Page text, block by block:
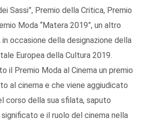
Sassi”, Premio della Critica, Premio
Moda “Matera 2019”, un altro
occasione della designazione della
Europea della Cultura 2019.
il Premio Moda al Cinema un premio
al cinema e che viene aggiudicato
corso della sua sfilata, saputo
e il ruolo del cinema nella